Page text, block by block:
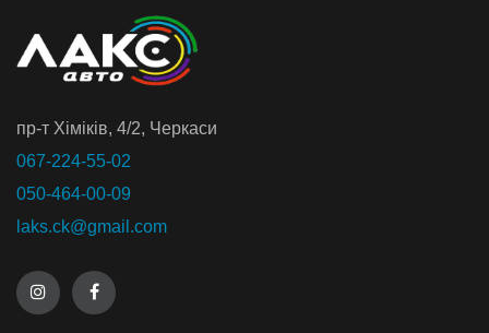
пр-т Хiмiкiв, 4/2, Черкаси
067-224-55-02
050-464-00-09
laks.ck@gmail.com